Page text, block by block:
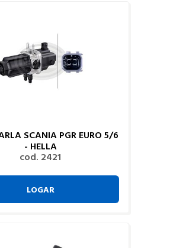
SCANIA PGR EURO 5/6
- HELLA
cod. 2421
LOGAR